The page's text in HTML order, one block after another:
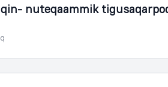
nuteqaammik